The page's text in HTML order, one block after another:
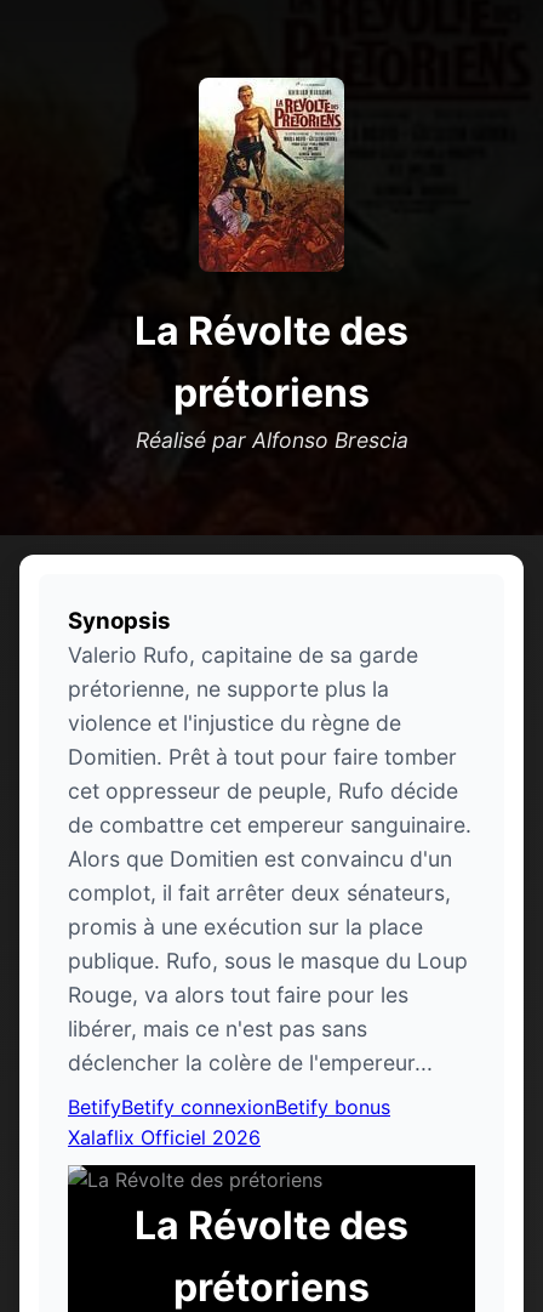
La Révolte des
prétoriens
Réalisé par Alfonso Brescia
Synopsis
Valerio Rufo, capitaine de sa garde
prétorienne, ne supporte plus la
violence et l'injustice du règne de
Domitien. Prêt à tout pour faire tomber
cet oppresseur de peuple, Rufo décide
de combattre cet empereur sanguinaire.
Alors que Domitien est convaincu d'un
complot, il fait arrêter deux sénateurs,
promis à une exécution sur la place
publique. Rufo, sous le masque du Loup
Rouge, va alors tout faire pour les
libérer, mais ce n'est pas sans
déclencher la colère de l'empereur...
BetifyBetify connexionBetify bonus
Xalaflix Officiel 2026
La Révolte des
prétoriens